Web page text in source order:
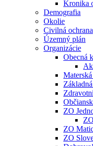
Kronika
Demografia
Okolie
Civilná ochrana
Územný plán
Organizácie
Obecná
ZO
ZO
ZO